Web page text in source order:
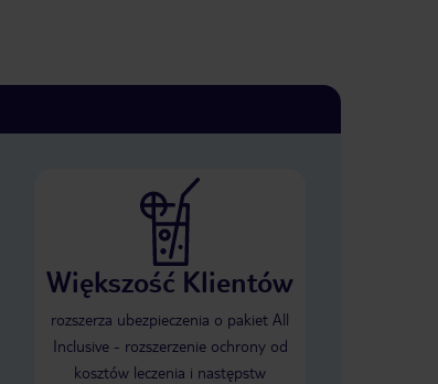
Większość Klientów
rozszerza ubezpieczenia o pakiet All
Inclusive - rozszerzenie ochrony od
kosztów leczenia i następstw